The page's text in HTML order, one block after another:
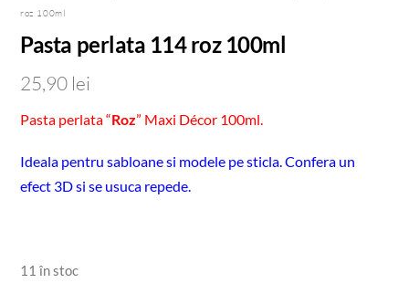
roz 100ml
Pasta perlata 114 roz 100ml
25,90 lei
Pasta perlata “Roz” Maxi Décor 100ml.
Ideala pentru sabloane si modele pe sticla. Confera un
efect 3D si se usuca repede.
11 în stoc